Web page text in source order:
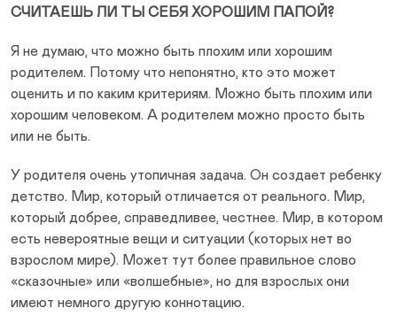
СЧИТАЕШЬ ЛИ ТЫ СЕБЯ ХОРОШИМ ПАПОЙ?
Я не думаю, что можно быть плохим или хорошим
родителем. Потому что непонятно, кто это может
оценить и по каким критериям. Можно быть плохим или
хорошим человеком. А родителем можно просто быть
или не быть.
У родителя очень утопичная задача. Он создает ребенку
детство. Мир, который отличается от реального. Мир,
который добрее, справедливее, честнее. Мир, в котором
есть невероятные вещи и ситуации (которых нет во
взрослом мире). Может тут более правильное слово
«сказочные» или «волшебные», но для взрослых они
имеют немного другую коннотацию.